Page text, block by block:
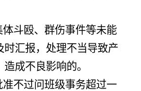
体斗殴、群伤事件等未能
时汇报，处理不当导致产
成不良影响的。
准不过问班级事务超过一